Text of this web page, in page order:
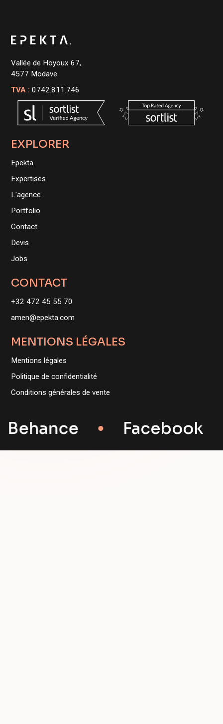
Vallée de Hoyoux 67,
4577 Modave
TVA :0742.811.746
EXPLORER
Epekta
Expertises
L'agence
Portfolio
Contact
Devis
Jobs
CONTACT
+32 472 45 55 70
amen@epekta.com
MENTIONS LÉGALES
Mentions légales
Politique de confidentialité
Conditions générales de vente
Facebook